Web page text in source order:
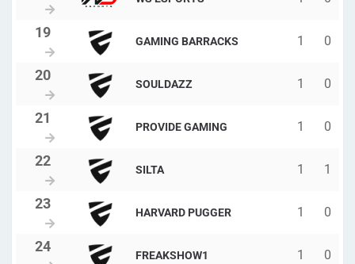
GAMING BARRACKS 1 0
SOULDAZZ 1 0
PROVIDE GAMING 1 0
SILTA 1 1
HARVARD PUGGER 1 0
FREAKSHOW1 1 0